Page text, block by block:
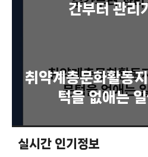
간부터 관리
취약계층문화활동
턱을 없애는
실시간 인기정보